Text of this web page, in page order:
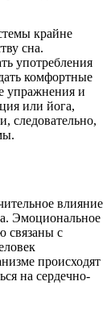
крайне
сна.
употребления
комфортные
упражнения и
или йога,
следовательно,
влияние
Эмоциональное
связаны с
происходят
на сердечно-